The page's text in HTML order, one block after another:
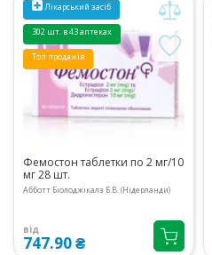
Лікарський засіб
302 шт. в 43 аптеках
Топ продажів
Фемостон таблетки по 2 мг/10
мг 28 шт.
Абботт Біолоджікалз Б.В. (Нідерланди)
від
747.90 ₴